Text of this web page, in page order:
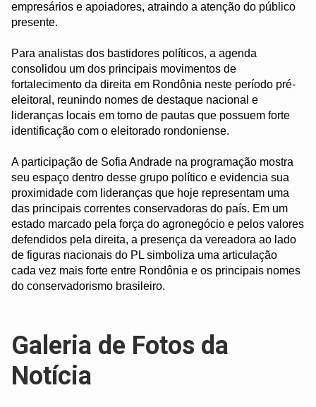
empresários e apoiadores, atraindo a atenção do público
presente.
Para analistas dos bastidores políticos, a agenda
consolidou um dos principais movimentos de
fortalecimento da direita em Rondônia neste período pré-
eleitoral, reunindo nomes de destaque nacional e
lideranças locais em torno de pautas que possuem forte
identificação com o eleitorado rondoniense.
A participação de Sofia Andrade na programação mostra
seu espaço dentro desse grupo político e evidencia sua
proximidade com lideranças que hoje representam uma
das principais correntes conservadoras do país. Em um
estado marcado pela força do agronegócio e pelos valores
defendidos pela direita, a presença da vereadora ao lado
de figuras nacionais do PL simboliza uma articulação
cada vez mais forte entre Rondônia e os principais nomes
do conservadorismo brasileiro.
Galeria de Fotos da
Notícia